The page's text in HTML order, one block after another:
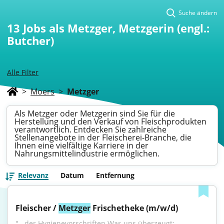
Alle Filter
Suche ändern
13 Jobs als Metzger, Metzgerin (engl.:
Butcher)
> Moers > Metzger
Als Metzger oder Metzgerin sind Sie für die
Herstellung und den Verkauf von Fleischprodukten
verantwortlich. Entdecken Sie zahlreiche
Stellenangebote in der Fleischerei-Branche, die
Ihnen eine vielfältige Karriere in der
Nahrungsmittelindustrie ermöglichen.
Relevanz Datum Entfernung
Fleischer / Metzger Frischetheke (m/w/d)